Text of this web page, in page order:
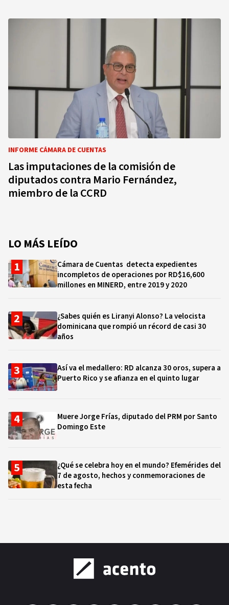
INFORME CÁMARA DE CUENTAS
Las imputaciones de la comisión de
diputados contra Mario Fernández,
miembro de la CCRD
LO MÁS LEÍDO
Cámara de Cuentas detecta expedientes
incompletos de operaciones por RD$16,600
millones en MINERD, entre 2019 y 2020
¿Sabes quién es Liranyi Alonso? La velocista
dominicana que rompió un récord de casi 30
años
Así va el medallero: RD alcanza 30 oros, supera a
Puerto Rico y se afianza en el quinto lugar
Muere Jorge Frías, diputado del PRM por Santo
Domingo Este
¿Qué se celebra hoy en el mundo? Efemérides del
7 de agosto, hechos y conmemoraciones de
esta fecha